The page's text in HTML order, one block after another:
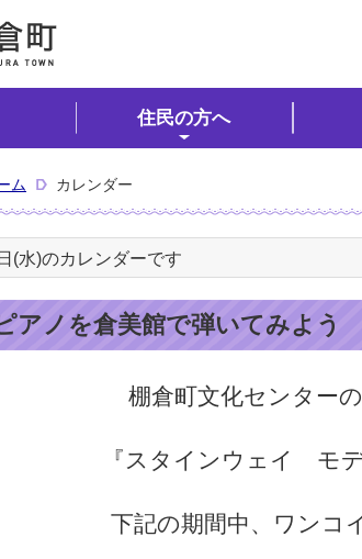
住民の方へ
ム カレンダー
(水)のカレンダーです
アノを倉美館で弾いてみよう
棚倉町文化センター
『スタインウェイ モ
下記の期間中、ワンコ